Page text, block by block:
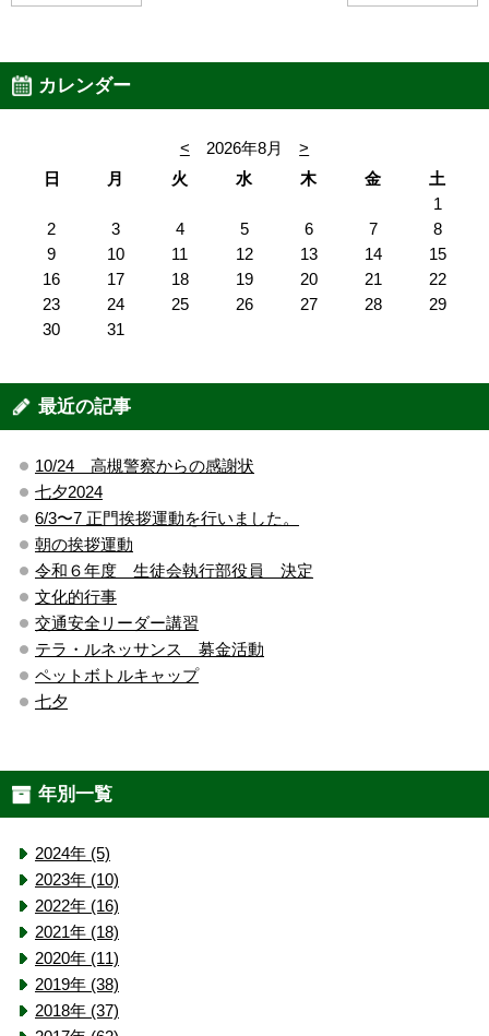
カレンダー
< 2026年8月
>
日
月 火 水 木 金
土
1
2
3 4 5 6 7
8
9
10 11 12 13 14
15
16
17 18 19 20 21
22
23
24 25 26 27 28
29
30
31
最近の記事
10/24 高槻警察からの感謝状
七夕2024
6/3〜7 正門挨拶運動を行いました。
朝の挨拶運動
令和６年度 生徒会執行部役員 決定
文化的行事
交通安全リーダー講習
テラ・ルネッサンス 募金活動
ペットボトルキャップ
七夕
年別一覧
2024年 (5)
2023年 (10)
2022年 (16)
2021年 (18)
2020年 (11)
2019年 (38)
2018年 (37)